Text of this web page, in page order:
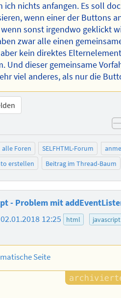
ich nichts anfangen. Es soll
wenn einer der Buttons
sonst irgendwo geklickt
zwar alle einen
kein direktes Elternelement
Und dieser gemeinsame
viel anderes, als nur die
alle Foren SELFHTML-Forum
erstellen
Beitrag im Thread-Baum
- Problem mit
02.01.2018 12:25 html javascript
Seite